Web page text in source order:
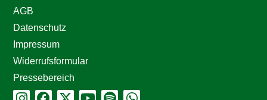
AGB
Datenschutz
Impressum
Widerrufsformular
Pressebereich